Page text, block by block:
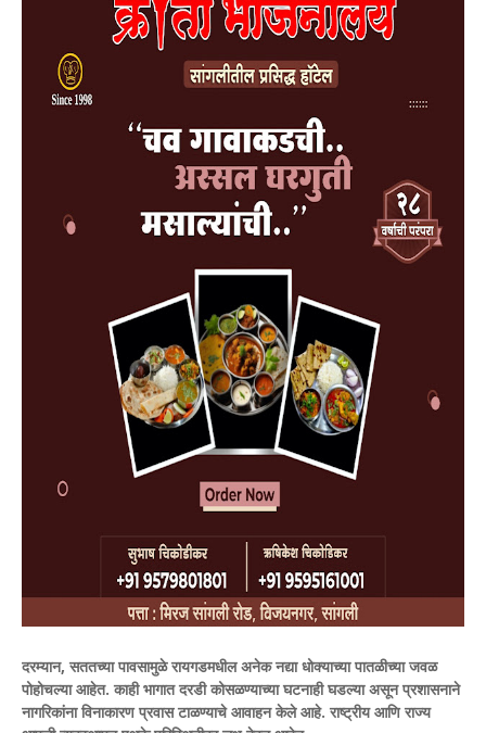
दरम्यान, सततच्या पावसामुळे रायगडमधील अनेक नद्या धोक्याच्या पातळीच्या जवळ
पोहोचल्या आहेत. काही भागात दरडी कोसळण्याच्या घटनाही घडल्या असून प्रशासनाने
नागरिकांना विनाकारण प्रवास टाळण्याचे आवाहन केले आहे. राष्ट्रीय आणि राज्य